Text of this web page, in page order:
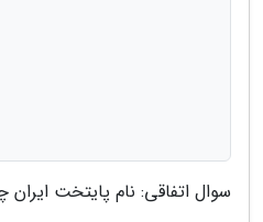
سوال اتفاقی: نام پایتخت